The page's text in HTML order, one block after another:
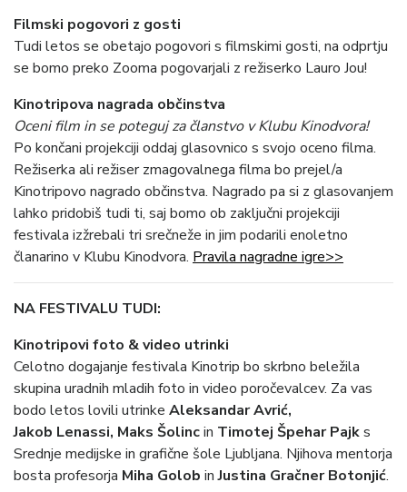
Filmski pogovori z gosti
Tudi letos se obetajo pogovori s filmskimi gosti, na odprtju
se bomo preko Zooma pogovarjali z režiserko Lauro Jou!
Kinotripova nagrada občinstva
Oceni film in se poteguj za članstvo v Klubu Kinodvora!
Po končani projekciji oddaj glasovnico s svojo oceno filma.
Režiserka ali režiser zmagovalnega filma bo prejel/a
Kinotripovo nagrado občinstva. Nagrado pa si z glasovanjem
lahko pridobiš tudi ti, saj bomo ob zaključni projekciji
festivala izžrebali tri srečneže in jim podarili enoletno
članarino v Klubu Kinodvora. Pravila nagradne igre>>
NA FESTIVALU TUDI:
Kinotripovi foto & video utrinki
Celotno dogajanje festivala Kinotrip bo skrbno beležila
skupina uradnih mladih foto in video poročevalcev. Za vas
bodo letos lovili utrinke Aleksandar Avrić,
Jakob Lenassi, Maks Šolincin Timotej Špehar Pajks
Srednje medijske in grafične šole Ljubljana. Njihova mentorja
bosta profesorja Miha Golob inJustina Gračner Botonjić.